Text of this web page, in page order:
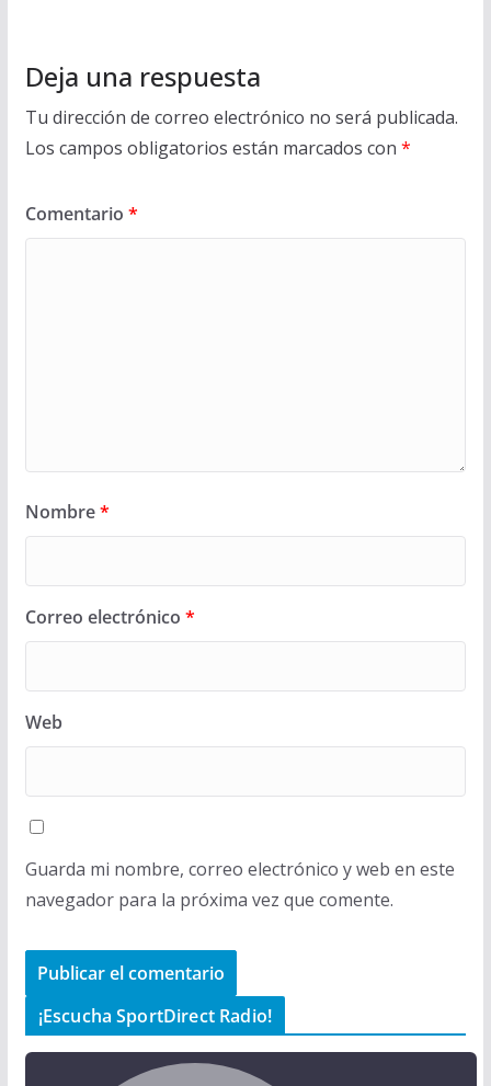
Deja una respuesta
Tu dirección de correo electrónico no será publicada.
Los campos obligatorios están marcados con *
Comentario *
Nombre*
Correo electrónico *
Web
Guarda mi nombre, correo electrónico y web en este
navegador para la próxima vez que comente.
¡Escucha SportDirect Radio!